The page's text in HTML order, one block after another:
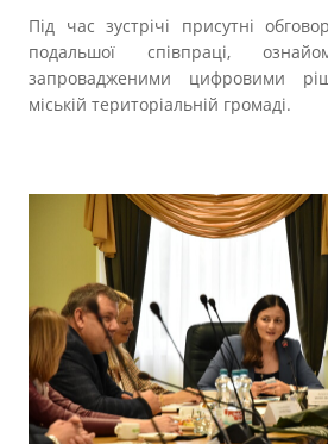
Під час зустрічі присутні
подальшої співпраці,
запровадженими цифровими
міській територіальній громаді.